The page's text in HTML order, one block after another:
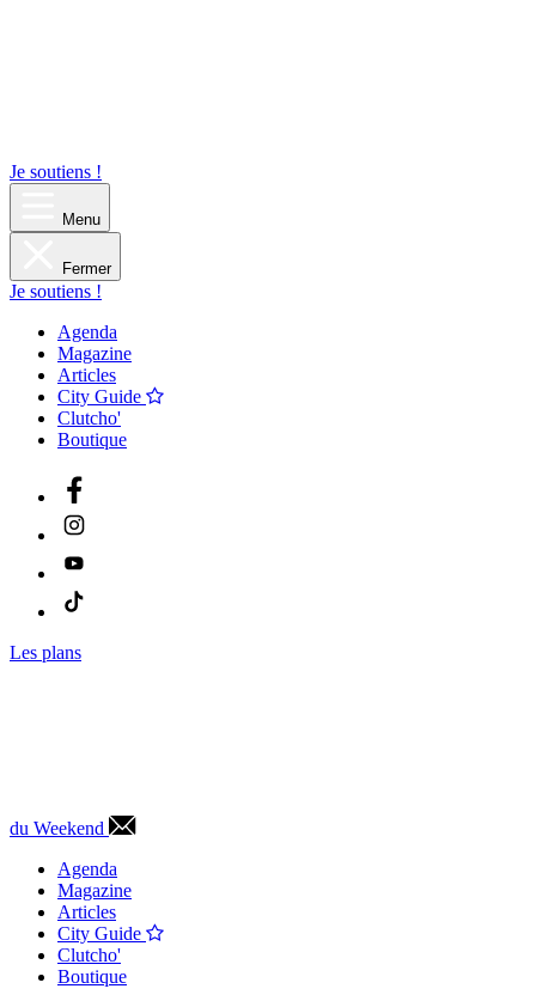
Je soutiens !
Menu
Fermer
Je soutiens !
Agenda
Magazine
Articles
City Guide
Clutcho'
Boutique
Les plans
du Weekend
Agenda
Magazine
Articles
City Guide
Clutcho'
Boutique